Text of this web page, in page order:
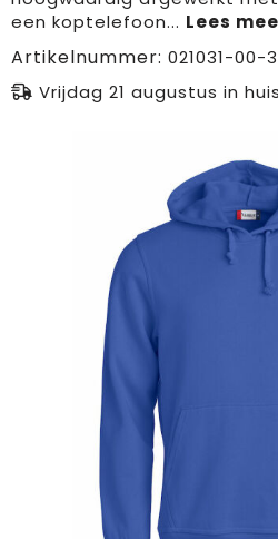
een koptelefoon...
Artikelnummer: 021031-00-3
Vrijdag 21 augustus in huis